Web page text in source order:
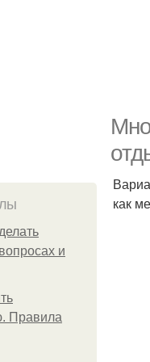
и
Правила
как